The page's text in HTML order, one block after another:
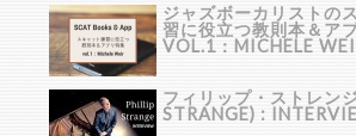
ジャズボーカリストの
習に役立つ教則本＆ア
VOL.1：MICHELE
フィリップ・ストレン
STRANGE) :